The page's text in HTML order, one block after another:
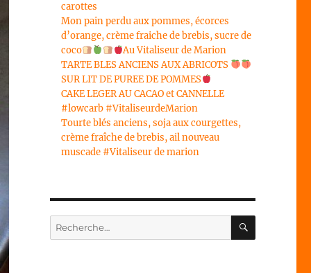
carottes
Mon pain perdu aux pommes, écorces
d’orange, crème fraiche de brebis, sucre de
coco
Au Vitaliseur de Marion
TARTE BLES ANCIENS AUX ABRICOTS
SUR LIT DE PUREE DE POMMES
CAKE LEGER AU CACAO et CANNELLE
#lowcarb #VitaliseurdeMarion
Tourte blés anciens, soja aux courgettes,
crème fraîche de brebis, ail nouveau
muscade #Vitaliseur de marion
Recherche
pour :